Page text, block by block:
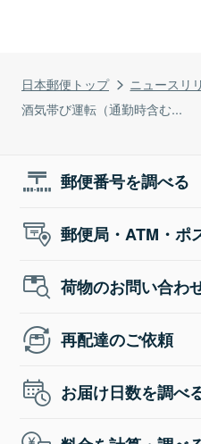
日本郵便トップ
ニュースリ
酒気帯び運転（通勤時含む...
郵便番号を調べる
郵便局・ATM・ポ
荷物のお問い合わ
再配達のご依頼
お届け日数を調べ